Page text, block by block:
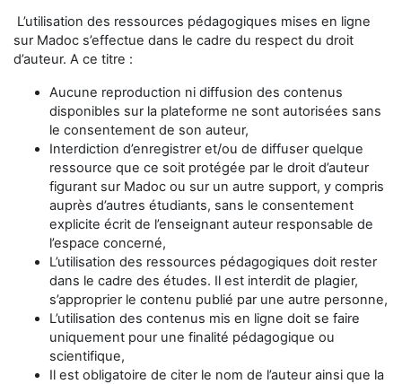
L’utilisation des ressources pédagogiques mises en ligne
sur Madoc s’effectue dans le cadre du respect du droit
d’auteur. A ce titre :
Aucune reproduction ni diffusion des contenus
disponibles sur la plateforme ne sont autorisées sans
le consentement de son auteur,
Interdiction d’enregistrer et/ou de diffuser quelque
ressource que ce soit protégée par le droit d’auteur
figurant sur Madoc ou sur un autre support, y compris
auprès d’autres étudiants, sans le consentement
explicite écrit de l’enseignant auteur responsable de
l’espace concerné,
L’utilisation des ressources pédagogiques doit rester
dans le cadre des études. Il est interdit de plagier,
s’approprier le contenu publié par une autre personne,
L’utilisation des contenus mis en ligne doit se faire
uniquement pour une finalité pédagogique ou
scientifique,
Il est obligatoire de citer le nom de l’auteur ainsi que la